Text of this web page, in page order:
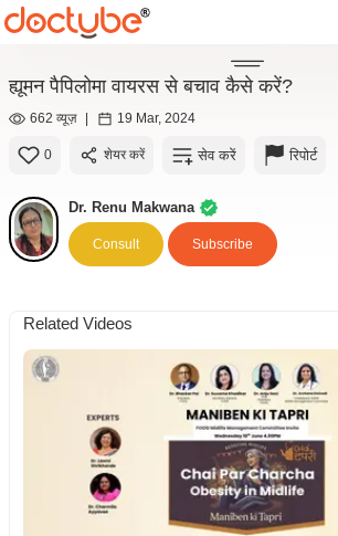
ह्यूमन पैपिलोमा वायरस से बचाव कैसे करें?
662 व्यूज़ | 19 Mar, 2024
0 शेयर करें सेव करें रिपोर्ट
Dr. Renu Makwana
Consult Subscribe
Related Videos